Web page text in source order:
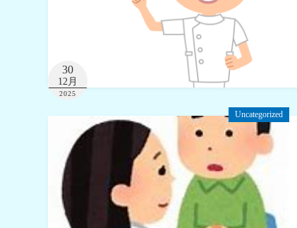
30
12月
2025
Uncategorized